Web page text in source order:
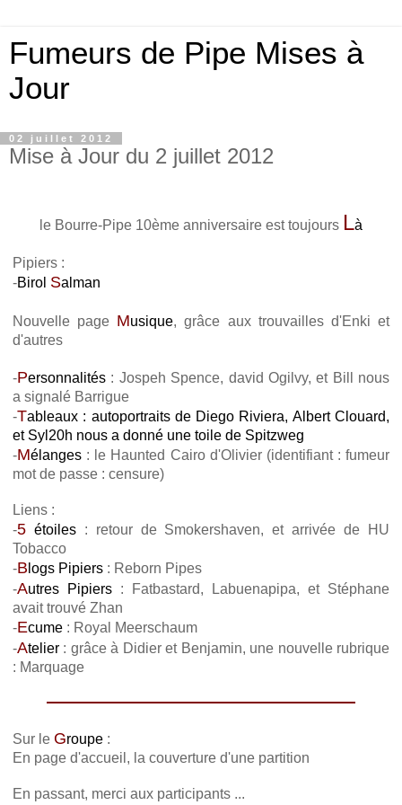
Fumeurs de Pipe Mises à
Jour
02 juillet 2012
Mise à Jour du 2 juillet 2012
le Bourre-Pipe 10ème anniversaire est toujours Là
Pipiers :
-Birol Salman
Nouvelle page Musique, grâce aux trouvailles d'Enki et
d'autres
-Personnalités : Jospeh Spence, david Ogilvy, et Bill nous
a signalé Barrigue
-Tableaux : autoportraits de Diego Riviera, Albert Clouard,
et Syl20h nous a donné une toile de Spitzweg
-Mélanges : le Haunted Cairo d'Olivier (identifiant : fumeur
mot de passe : censure)
Liens :
-5 étoiles: retour de Smokershaven, et arrivée de HU
Tobacco
-B logs Pipiers : Reborn Pipes
-Autres Pipiers : Fatbastard, Labuenapipa, et Stéphane
avait trouvé Zhan
-Ecume : Royal Meerschaum
-Atelier : grâce à Didier et Benjamin, une nouvelle rubrique
: Marquage
Sur le Groupe :
En page d'accueil, la couverture d'une partition
En passant, merci aux participants ...